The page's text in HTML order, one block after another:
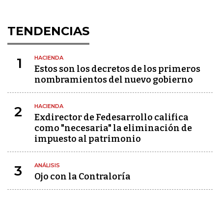
TENDENCIAS
1 HACIENDA
Estos son los decretos de los primeros
nombramientos del nuevo gobierno
2 HACIENDA
Exdirector de Fedesarrollo califica
como "necesaria" la eliminación de
impuesto al patrimonio
3 ANÁLISIS
Ojo con la Contraloría